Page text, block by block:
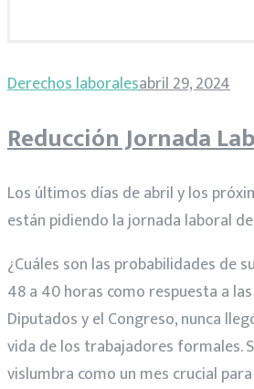
Categoría:
Derechos
laborales
Derechos laboralesabril 29, 2024
Reducción Jornada
Los últimos días de abril y los
están pidiendo la jornada laboral
¿Cuáles son las probabilidades de
48 a 40 horas como respuesta a
Diputados y el Congreso, nunca
vida de los trabajadores formales.
vislumbra como un mes crucial